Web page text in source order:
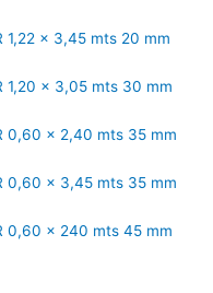
1,22 x 3,45 mts 20 mm
1,20 x 3,05 mts 30 mm
0,60 x 2,40 mts 35 mm
0,60 x 3,45 mts 35 mm
0,60 x 240 mts 45 mm